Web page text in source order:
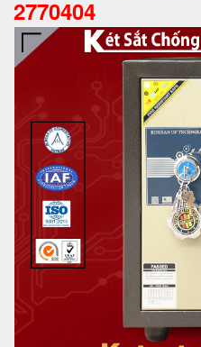
2770404